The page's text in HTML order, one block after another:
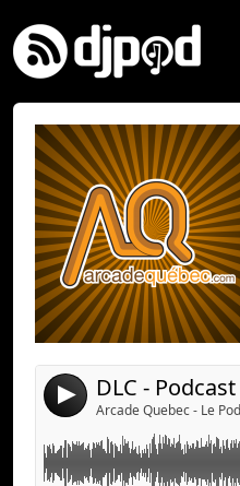
4 Arcade Quebec - Le
Link:
Widget:
Share:
Post:
Quel est le premier
Nos échanges avant
Lien vidéo :https://
arcadequebec.com
facebook.com/
twitter : @arcadeqc
twitch.tv/arcadeqc
Merci!